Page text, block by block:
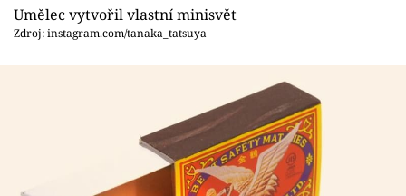
Umělec vytvořil vlastní minisvět
Zdroj: instagram.com/tanaka_tatsuya